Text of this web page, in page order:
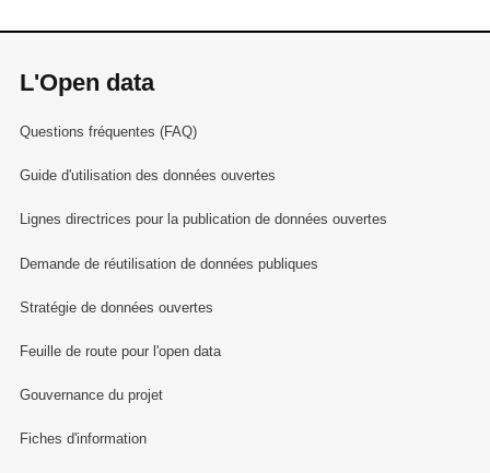
L'Open data
Questions fréquentes (FAQ)
Guide d'utilisation des données ouvertes
Lignes directrices pour la publication de données ouvertes
Demande de réutilisation de données publiques
Stratégie de données ouvertes
Feuille de route pour l'open data
Gouvernance du projet
Fiches d'information